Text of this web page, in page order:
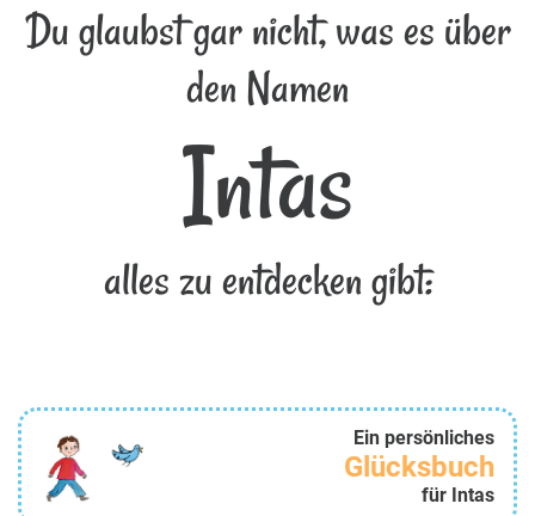
Du glaubst gar nicht, was es über
den Namen
Intas
alles zu entdecken gibt:
Ein persönliches
Glücksbuch
für Intas